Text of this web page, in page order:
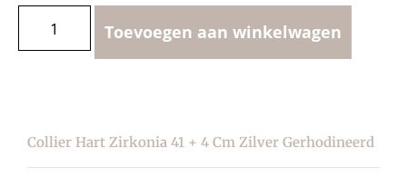
Toevoegen aan winkelwagen
Collier Hart Zirkonia 41 + 4 Cm Zilver Gerhodineerd